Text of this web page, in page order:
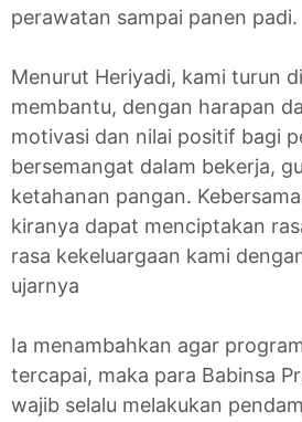
perawatan sampai panen padi.
Menurut Heriyadi, kami turun
membantu, dengan harapan
motivasi dan nilai positif bagi
bersemangat dalam bekerja,
ketahanan pangan.
kiranya dapat menciptakan
rasa kekeluargaan kami
ujarnya
Ia menambahkan agar
tercapai, maka para Babinsa
wajib selalu melakukan